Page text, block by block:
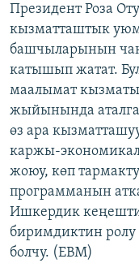
ДАНИСТЕ
АЗАТТЫК+
ОНЛАЙН ШЕРИНЕ
ЭЕ/АРнун бардык
Президент Роза
кызматташтык
башчыларынын
катышып жатат.
маалымат
жыйынында
өз ара
каржы-
жоюу, көп
программанын
Ишкердик
биримдиктин ролу
болчу. (EBM)